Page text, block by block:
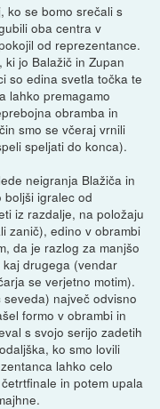
ko se bomo srečali s
oba centra v
od reprezentance.
ki jo Balažič in Zupan
so edina svetla točka te
lahko premagamo
obramba in
smo se včeraj vrnili
speljati do konca).
neigranja Blažiča in
boljši igralec od
iz razdalje, na položaju
zanič), edino v obrambi
da je razlog za manjšo
drugega (vendar
se verjetno motim).
največ odvisno
formo v obrambi in
s svojo serijo zadetih
ko smo lovili
lahko celo
in potem upala